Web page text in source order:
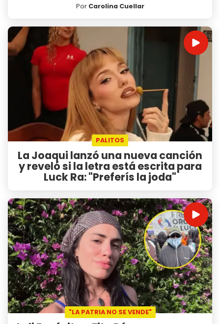
Por Carolina Cuellar
PALITOS
La Joaqui lanzó una nueva canción
y reveló si la letra está escrita para
Luck Ra: "Preferís la joda"
"LA PATRIA NO SE VENDE"